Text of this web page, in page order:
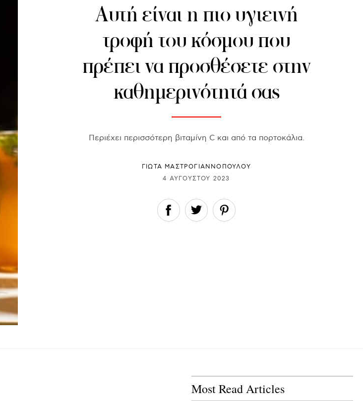
Αυτή είναι η πιο υγιεινή
τροφή του κόσμου που
πρέπει να προσθέσετε στην
καθημερινότητά σας
Περιέχει περισσότερη βιταμίνη C και από τα πορτοκάλια.
ΓΙΩΤΑ ΜΑΣΤΡΟΓΙΑΝΝΟΠΟΥΛΟΥ
4 ΑΥΓΟΎΣΤΟΥ 2023
Most Read Articles